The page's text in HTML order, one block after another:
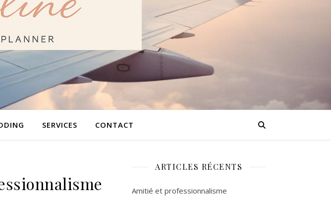
SERVICES CONTACT
ARTICLES RÉCENTS
Amitié et professionnalisme